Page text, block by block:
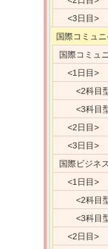
<3日目>
国際コミュ
国際コミュ
<1日目>
<2科目
<3科目
<2日目>
<3日目>
国際ビジネ
<1日目>
<2科目
<3科目
<2日目>